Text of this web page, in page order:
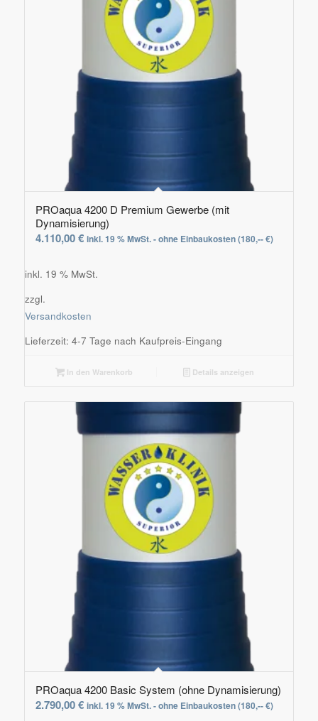
PROaqua 4200 D Premium Gewerbe (mit
Dynamisierung)
4.110,00€ inkl. 19 % MwSt. - ohne Einbaukosten (180,-- €)
inkl. 19 % MwSt.
zzgl.
Versandkosten
Lieferzeit: 4-7 Tage nach Kaufpreis-Eingang
In den Warenkorb Details anzeigen
PROaqua 4200 Basic System (ohne Dynamisierung)
2.790,00€ inkl. 19 % MwSt. - ohne Einbaukosten (180,-- €)